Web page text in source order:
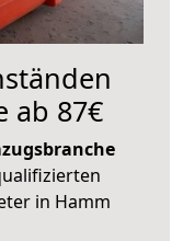
ab 87€
in Hamm